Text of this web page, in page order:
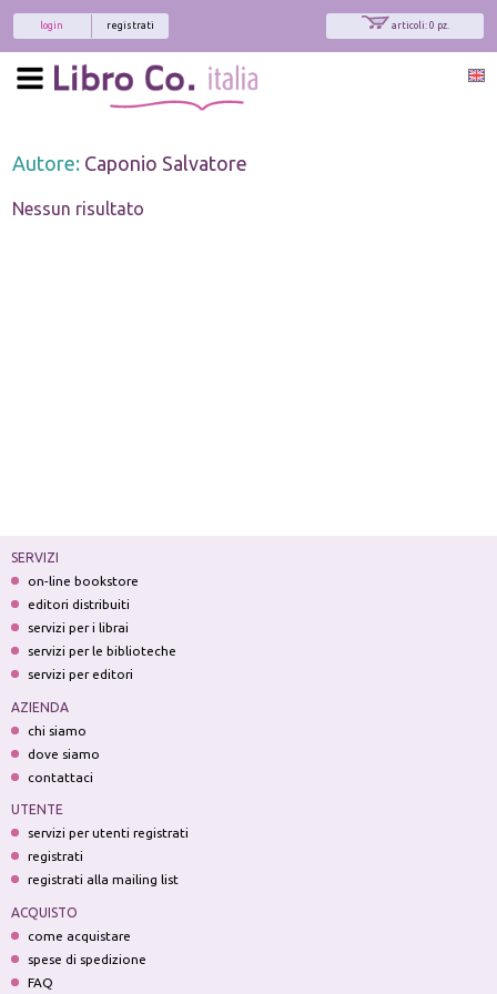
articoli: 0 pz.
registrati
login
Autore: Caponio Salvatore
Nessun risultato
SERVIZI
on-line bookstore
editori distribuiti
servizi per i librai
servizi per le biblioteche
servizi per editori
AZIENDA
chi siamo
dove siamo
contattaci
UTENTE
servizi per utenti registrati
registrati
registrati alla mailing list
ACQUISTO
come acquistare
spese di spedizione
FAQ